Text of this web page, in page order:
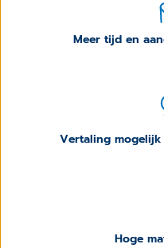
Meer tijd en
Vertaling
Hoge